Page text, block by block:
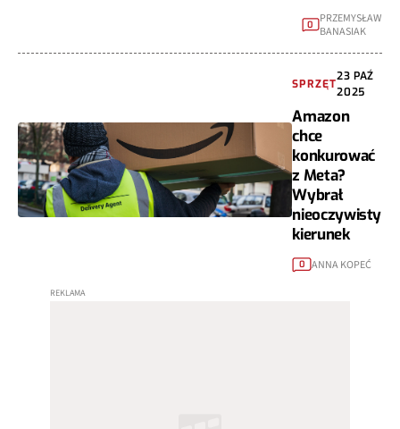
0
PRZEMYSŁAW
BANASIAK
SPRZĘT
23 PAŹ
2025
Amazon
chce
konkurować
z Meta?
Wybrał
nieoczywisty
kierunek
0 ANNA KOPEĆ